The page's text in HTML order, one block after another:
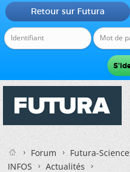
Retour sur Futura
Forum
Futura-
INFOS
Actualités